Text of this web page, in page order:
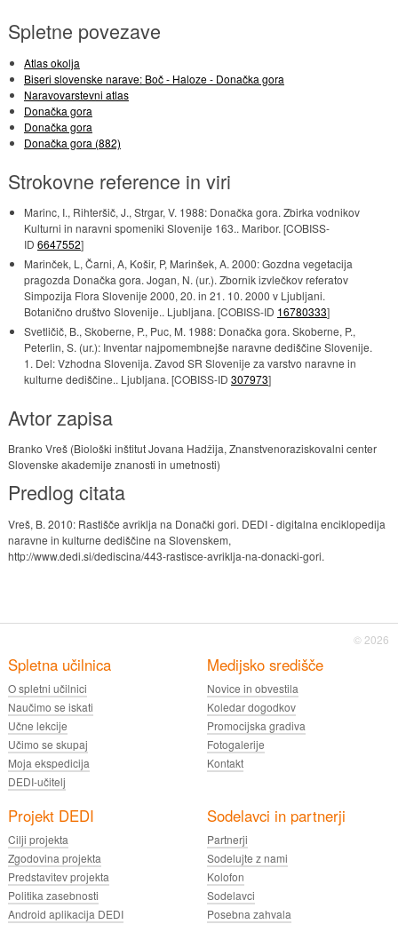
Spletne povezave
Atlas okolja
Biseri slovenske narave: Boč - Haloze - Donačka gora
Naravovarstevni atlas
Donačka gora
Donačka gora
Donačka gora (882)
Strokovne reference in viri
Marinc, I., Rihteršič, J., Strgar, V. 1988: Donačka gora. Zbirka vodnikov
Kulturni in naravni spomeniki Slovenije 163.. Maribor. [COBISS-
ID 6647552]
Marinček, L, Čarni, A, Košir, P, Marinšek, A. 2000: Gozdna vegetacija
pragozda Donačka gora. Jogan, N. (ur.). Zbornik izvlečkov referatov
Simpozija Flora Slovenije 2000, 20. in 21. 10. 2000 v Ljubljani.
Botanično društvo Slovenije.. Ljubljana. [COBISS-ID 16780333]
Svetličič, B., Skoberne, P., Puc, M. 1988: Donačka gora. Skoberne, P.,
Peterlin, S. (ur.): Inventar najpomembnejše naravne dediščine Slovenije.
1. Del: Vzhodna Slovenija. Zavod SR Slovenije za varstvo naravne in
kulturne dediščine.. Ljubljana. [COBISS-ID 307973]
Avtor zapisa
Branko Vreš (Biološki inštitut Jovana Hadžija, Znanstvenoraziskovalni center
Slovenske akademije znanosti in umetnosti)
Predlog citata
Vreš, B. 2010: Rastišče avriklja na Donački gori. DEDI - digitalna enciklopedija
naravne in kulturne dediščine na Slovenskem,
http://www.dedi.si/dediscina/443-rastisce-avriklja-na-donacki-gori.
© 2026
Spletna učilnica
O spletni učilnici
Naučimo se iskati
Učne lekcije
Učimo se skupaj
Moja ekspedicija
DEDI-učitelj
Medijsko središče
Novice in obvestila
Koledar dogodkov
Promocijska gradiva
Fotogalerije
Kontakt
Projekt DEDI
Cilji projekta
Zgodovina projekta
Predstavitev projekta
Politika zasebnosti
Android aplikacija DEDI
Sodelavci in partnerji
Partnerji
Sodelujte z nami
Kolofon
Sodelavci
Posebna zahvala